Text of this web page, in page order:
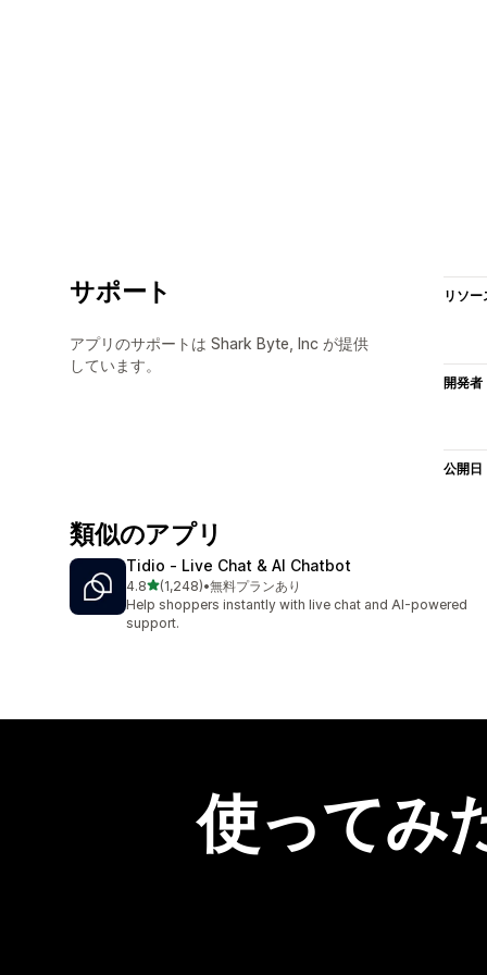
サポート
アプリのサポートは Shark Byte, Inc が提供
しています。
リソー
開発者
公開日
類似のアプリ
Tidio ‑ Live Chat & AI Chatbot
4.85つ星中
(1,248)
合計レビュー数：1248件
•無料プランあり
Help shoppers instantly with live chat and AI-powered
support.
使ってみ